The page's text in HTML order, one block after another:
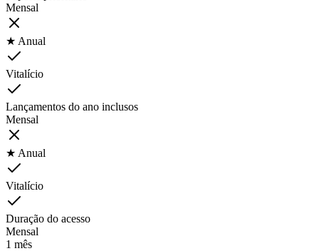
Mensal
★ Anual
Vitalício
Lançamentos do ano inclusos
Mensal
★ Anual
Vitalício
Duração do acesso
Mensal
1 mês